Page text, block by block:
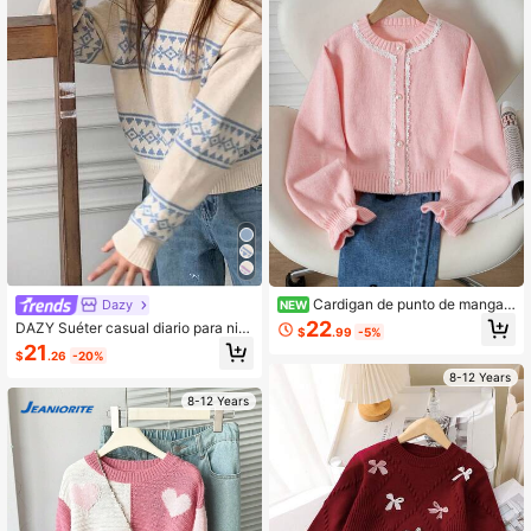
Dazy
DAZY Suéter casual diario para niñ
as preadolescentes, otoño
$21 .26 -20%
8-12 Years
NEW Cardigan de punto de manga l
arga con botones de perla y ribete d
e encaje, nueva moda para niñas
$22.99 -5%
8-12 Years